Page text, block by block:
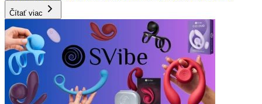
Čítať viac